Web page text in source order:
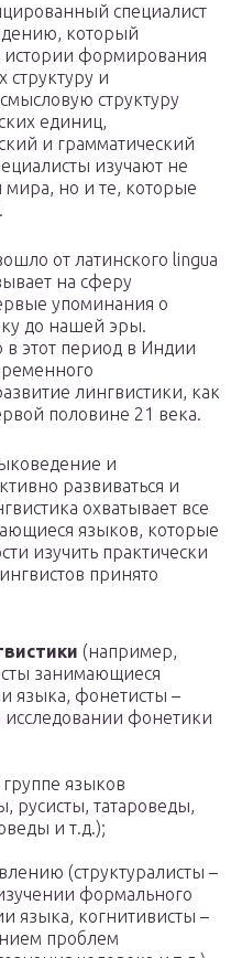
специалист
который
истории формирования
структуру и
структуру
единиц,
и грамматический
изучают не
но и те, которые
от латинского lingua
на сферу
упоминания о
до нашей эры.
этот период в Индии
лингвистики, как
половине 21 века.
и
развиваться и
охватывает все
языков, которые
изучить практически
принято
(например,
занимающиеся
языка, фонетисты –
фонетики
языков
русисты, татароведы,
и т.д.);
(структуралисты –
формального
языка, когнитивисты –
проблем